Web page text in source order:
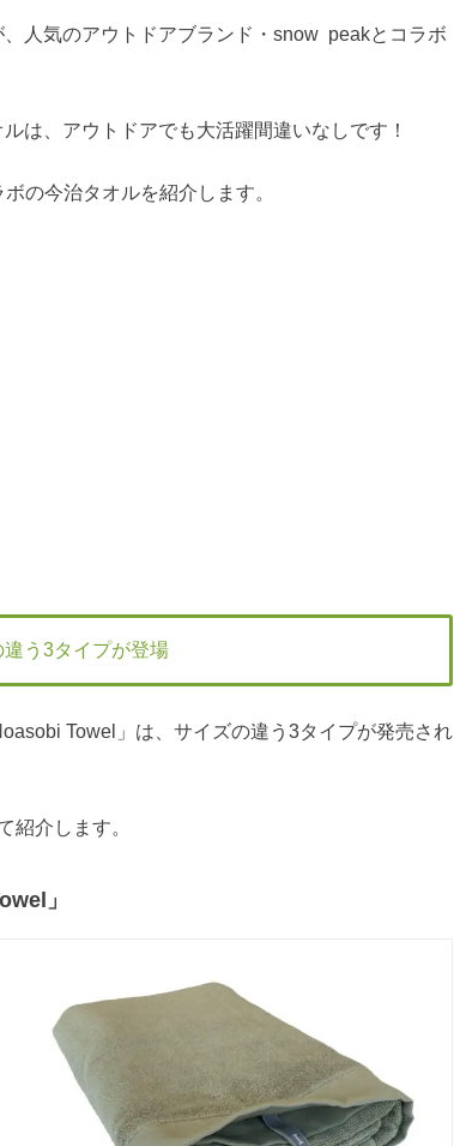
人気のアウトドアブランド・snow peakとコラボ
は、アウトドアでも大活躍間違いなしです！
の今治タオルを紹介します。
違う3タイプが登場
Towel」は、サイズの違う3タイプが発売され
紹介します。
」